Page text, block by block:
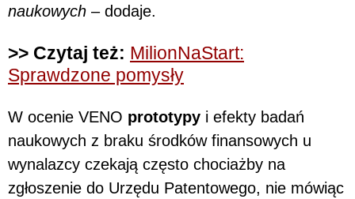
naukowych – dodaje.
>> Czytaj też: MilionNaStart:
Sprawdzone pomysły
W ocenie VENO prototypy i efekty badań
naukowych z braku środków finansowych u
wynalazcy czekają często chociażby na
zgłoszenie do Urzędu Patentowego, nie mówiąc